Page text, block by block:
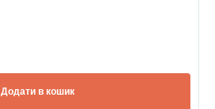
Додати в кошик